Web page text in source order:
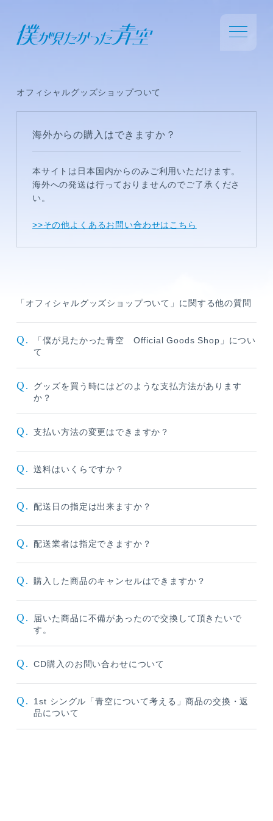
オフィシャルグッズショップついて
海外からの購入はできますか？
本サイトは日本国内からのみご利用いただけます。
海外への発送は行っておりませんのでご了承くださ
い。
>>その他よくあるお問い合わせはこちら
「オフィシャルグッズショップついて」に関する他の質問
Q.
「僕が見たかった青空 Official Goods Shop」につい
て
Q.
グッズを買う時にはどのような支払方法があります
か？
Q. 支払い方法の変更はできますか？
Q. 送料はいくらですか？
Q. 配送日の指定は出来ますか？
Q. 配送業者は指定できますか？
Q. 購入した商品のキャンセルはできますか？
Q.
届いた商品に不備があったので交換して頂きたいで
す。
Q. CD購入のお問い合わせについて
Q.
1st シングル「青空について考える」商品の交換・返
品について